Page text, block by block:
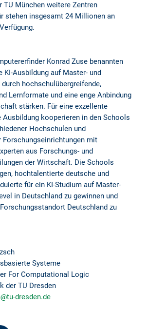
TU München weitere Zentren
stehen insgesamt 24 Millionen an
Konrad Zuse benannten
KI-Ausbildung auf Master- und
hochschulübergreifende,
Lernformate und eine enge Anbindung
stärken. Für eine exzellente
kooperieren in den Schools
Hochschulen und
Forschungseinrichtungen mit
aus Forschungs- und
der Wirtschaft. Die Schools
hochtalentierte deutsche und
für ein KI-Studium auf Master-
in Deutschland zu gewinnen und
Deutschland zu
Systeme
For Computational Logic
der TU Dresden
dresden.de